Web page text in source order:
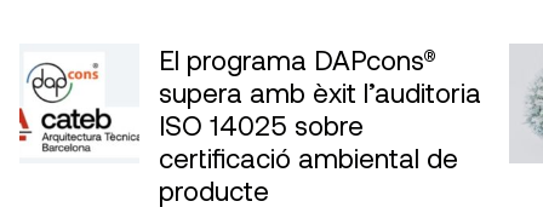
El programa DAPcons®
supera amb èxit l’auditoria
ISO 14025 sobre
certificació ambiental de
producte